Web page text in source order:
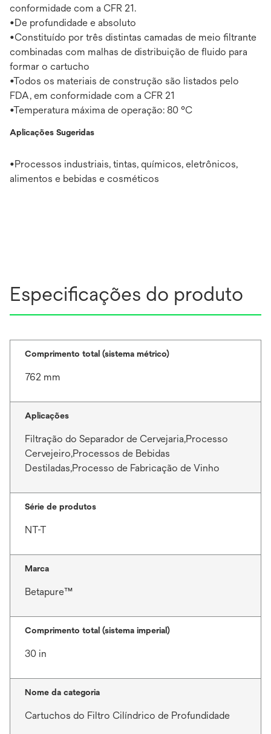
conformidade com a CFR 21.
•De profundidade e absoluto
•Constituído por três distintas camadas de meio filtrante
combinadas com malhas de distribuição de fluido para
formar o cartucho
•Todos os materiais de construção são listados pelo
FDA, em conformidade com a CFR 21
•Temperatura máxima de operação: 80 °C
Aplicações Sugeridas
•Processos industriais, tintas, químicos, eletrônicos,
alimentos e bebidas e cosméticos
Especificações do produto
Comprimento total (sistema métrico)
762 mm
Aplicações
Filtração do Separador de Cervejaria,Processo
Cervejeiro,Processos de Bebidas
Destiladas,Processo de Fabricação de Vinho
Série de produtos
NT-T
Marca
Betapure™
Comprimento total (sistema imperial)
30 in
Nome da categoria
Cartuchos do Filtro Cilíndrico de Profundidade